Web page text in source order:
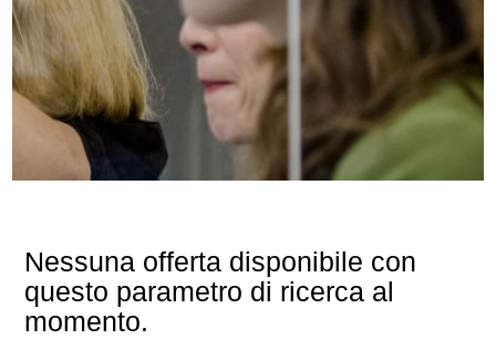
Nessuna offerta disponibile con
questo parametro di ricerca al
momento.